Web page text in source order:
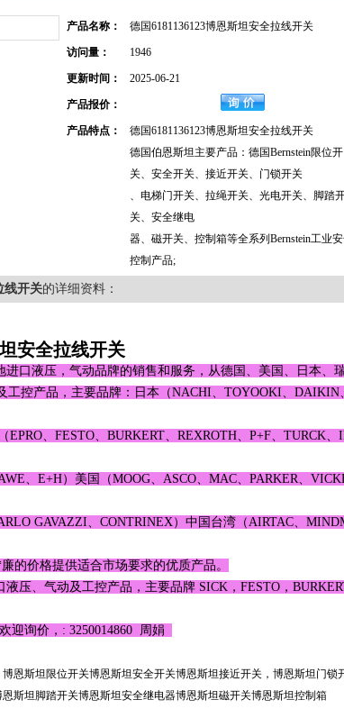
产品名称： 德国6181136123博恩斯坦安全拉线开关
访问量： 1946
更新时间： 2025-06-21
产品报价：
产品特点：
德国6181136123博恩斯坦安全拉线开关
德国伯恩斯坦主要产品：德国Bernstein限位开
关、安全开关、接近开关、门锁开关
、电梯门开关、拉绳开关、光电开关、脚踏
关、安全继电
器、磁开关、控制箱等全系列Bernstein工业
控制产品;
线开关的详细资料：
安全拉线开关
进口液压，气动品牌的销售和服务，从德国、美国、日本、
工控产品，主要品牌：日本（NACHI、TOYOOKI、DAIKIN
、FESTO、BURKERT、REXROTH、P+F、TURCK、
、E+H）美国（MOOG、ASCO、MAC、PARKER、
GAVAZZI、CONTRINEX）中国台湾（AIRTAC、
的价格提供适合市场要求的优质产品。
压、气动及工控产品，主要品牌 SICK，FESTO，
迎询价，: 3250014860 周娟
恩斯坦限位开关博恩斯坦安全开关博恩斯坦接近开关，博恩斯坦门锁
斯坦脚踏开关博恩斯坦安全继电器博恩斯坦磁开关博恩斯坦控制箱